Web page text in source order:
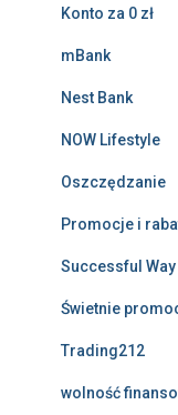
Konto za 0 zł
mBank
Nest Bank
NOW Lifestyle
Oszczędzanie
Promocje i
Successful Way
Świetnie
Trading212
wolność